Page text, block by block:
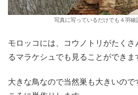
写真に写っているだけでも４羽確
モロッコには、コウノトリがたく
るマラケシュでも見ることができま
大きな鳥なので当然巣も大きいので